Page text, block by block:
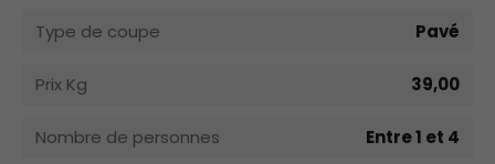
Type de coupe Pavé
Prix Kg 39,00
Nombre de personnes Entre 1 et 4